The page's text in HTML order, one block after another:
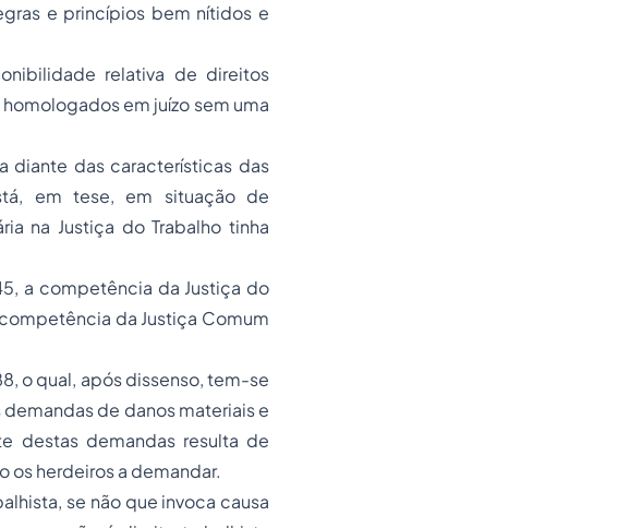
e princípios bem nítidos e
relativa de direitos
em juízo sem uma
diante das características das
em tese, em situação de
na Justiça do Trabalho tinha
a competência da Justiça do
da Justiça Comum
o qual, após dissenso, tem-se
de danos materiais e
destas demandas resulta de
os herdeiros a demandar.
se não que invoca causa